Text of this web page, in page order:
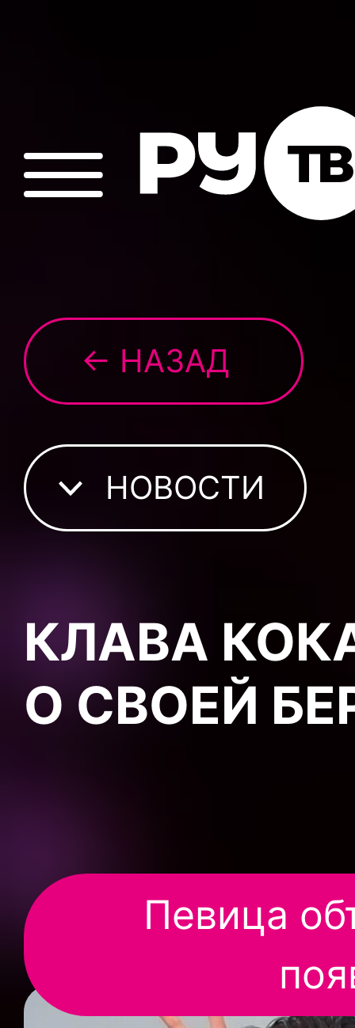
← НАЗАД
НОВОСТИ
КЛАВА
О СВОЕЙ
Певица